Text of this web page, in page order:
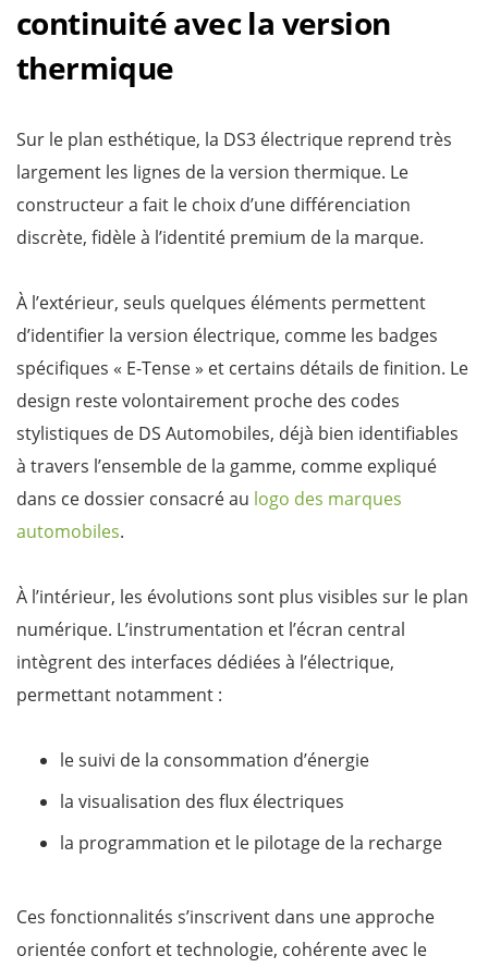
continuité avec la version
thermique
Sur le plan esthétique, la DS3 électrique reprend très
largement les lignes de la version thermique. Le
constructeur a fait le choix d’une différenciation
discrète, fidèle à l’identité premium de la marque.
À l’extérieur, seuls quelques éléments permettent
d’identifier la version électrique, comme les badges
spécifiques « E-Tense » et certains détails de finition. Le
design reste volontairement proche des codes
stylistiques de DS Automobiles, déjà bien identifiables
à travers l’ensemble de la gamme, comme expliqué
dans ce dossier consacré au logo des marques
automobiles.
À l’intérieur, les évolutions sont plus visibles sur le plan
numérique. L’instrumentation et l’écran central
intègrent des interfaces dédiées à l’électrique,
permettant notamment :
le suivi de la consommation d’énergie
la visualisation des flux électriques
la programmation et le pilotage de la recharge
Ces fonctionnalités s’inscrivent dans une approche
orientée confort et technologie, cohérente avec le